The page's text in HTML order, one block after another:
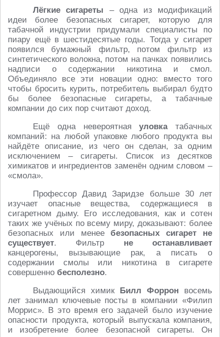
Лёгкие сигареты – одна из модификаций
идеи более безопасных сигарет, которую для
табачной индустрии придумали специалисты по
пиару ещё в шестидесятые годы. Тогда у сигарет
появился бумажный фильтр, потом фильтр из
синтетического волокна, потом на пачках появились
надписи о содержании никотина и смол.
Объединяло все эти новации одно: вместо того
чтобы бросить курить, потребитель выбирал будто
бы более безопасные сигареты, а табачные
компании до сих пор считают доход.
Ещё одна невероятнаяуловкатабачных
компаний: на любой упаковке любого продукта вы
найдёте описание, из чего он сделан, за одним
исключением – сигареты. Список из десятков
химикатов и ингредиентов заменён одним словом –
«смола».
Профессор Давид Заридзе больше 30 лет
изучает опасные вещества, содержащиеся в
сигаретном дыму. Его исследования, как и сотен
таких же учёных по всему миру, доказывают: более
безопасных или менеебезопасных сигарет не
существует. Фильтр не останавливает
канцерогены, вызывающие рак, а писать о
содержании смолы или никотина в сигарете
совершенно бесполезно.
Выдающийся химик Билл Форрон восемь
лет занимал ключевые посты в компании «Филип
Моррис». В это время его задачей было изучение
опасности продукта, который выпускала компания,
и изобретение более безопасной сигареты. Он